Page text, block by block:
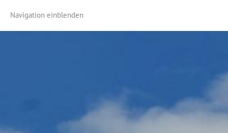
Navigation einblenden